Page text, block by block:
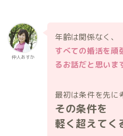
仲人あすか
年齢は関係なく、
すべての婚活を頑
るお話だと思いま
最初は条件を先に
その条件を
軽く超えてく